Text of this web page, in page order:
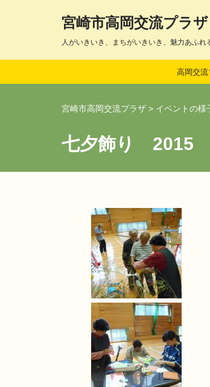
テ
宮崎市高岡交流プラザ
人がいきいき、まちがいきいき、魅力あふれ
高岡交流
宮崎市高岡交流プラザ > イベントの様
七夕飾り 2015